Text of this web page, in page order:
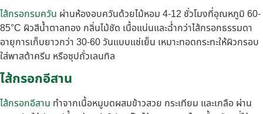
ไส้กรอกรมควัน ผ่านห้องอบควันด้วยไม้หอม 4-12 ชั่วโมงที่อุณหภูมิ 60-
85°C ผิวสีน้ำตาลทอง กลิ่นไม้ชัด เนื้อแน่นและฉ่ำกว่าไส้กรอกธรรมดา
อายุการเก็บยาวกว่า 30-60 วันแบบแช่เย็น เหมาะทอดกระทะให้ผิวกรอบ
ใส่พาสต้าครีม หรือซุปถั่วเลนทิล
ไส้กรอกอีสาน
ไส้กรอกอีสาน ทำจากเนื้อหมูบดผสมข้าวสวย กระเทียม และเกลือ ผ่าน